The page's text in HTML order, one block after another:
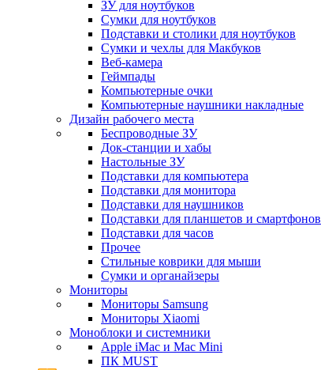
ЗУ для ноутбуков
Сумки для ноутбуков
Подставки и столики для ноутбуков
Сумки и чехлы для Макбуков
Веб-камера
Геймпады
Компьютерные очки
Компьютерные наушники накладные
Дизайн рабочего места
Беспроводные ЗУ
Док-станции и хабы
Настольные ЗУ
Подставки для компьютера
Подставки для монитора
Подставки для наушников
Подставки для планшетов и смартфонов
Подставки для часов
Прочее
Стильные коврики для мыши
Сумки и органайзеры
Мониторы
Мониторы Samsung
Мониторы Xiaomi
Моноблоки и системники
Apple iMac и Mac Mini
ПК MUST